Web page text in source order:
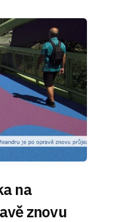
na
znovu